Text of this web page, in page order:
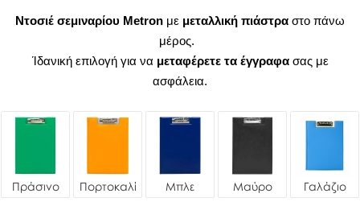
Ντοσιέ σεμιναρίου Metron με μεταλλική πιάστρα στο πάνω
μέρος.
Ίδανική επιλογή για να μεταφέρετε τα έγγραφασας με
ασφάλεια.
Πράσινο Πορτοκαλί Μπλε Μαύρο Γαλάζιο